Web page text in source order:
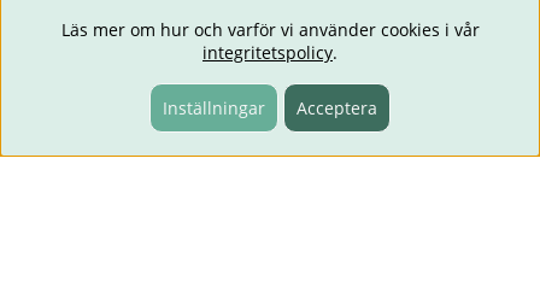
Fri frakt över 499:-
Läs mer om hur och varför vi använder cookies i vår
integritetspolicy.
Inställningar Acceptera